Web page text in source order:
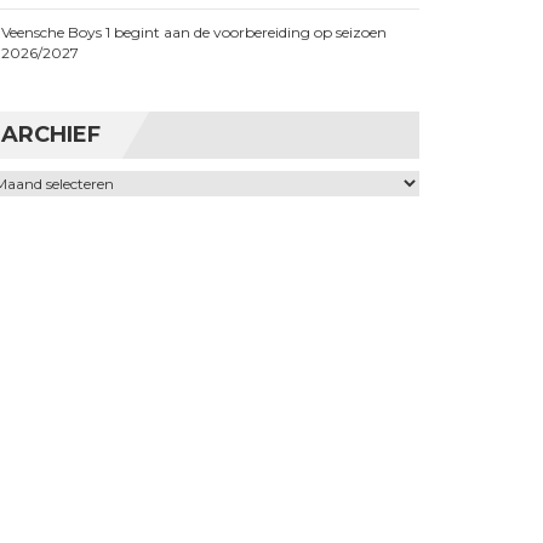
Veensche Boys 1 begint aan de voorbereiding op seizoen
2026/2027
ARCHIEF